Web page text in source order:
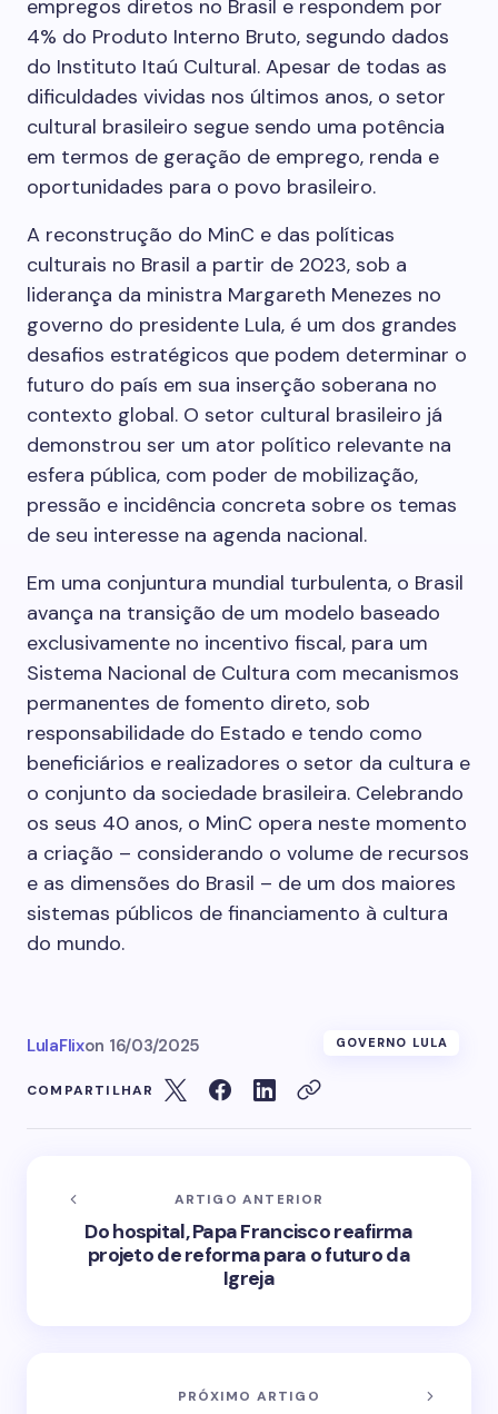
empregos diretos no Brasil e respondem por
4% do Produto Interno Bruto, segundo dados
do Instituto Itaú Cultural. Apesar de todas as
dificuldades vividas nos últimos anos, o setor
cultural brasileiro segue sendo uma potência
em termos de geração de emprego, renda e
oportunidades para o povo brasileiro.
A reconstrução do MinC e das políticas
culturais no Brasil a partir de 2023, sob a
liderança da ministra Margareth Menezes no
governo do presidente Lula, é um dos grandes
desafios estratégicos que podem determinar o
futuro do país em sua inserção soberana no
contexto global. O setor cultural brasileiro já
demonstrou ser um ator político relevante na
esfera pública, com poder de mobilização,
pressão e incidência concreta sobre os temas
de seu interesse na agenda nacional.
Em uma conjuntura mundial turbulenta, o Brasil
avança na transição de um modelo baseado
exclusivamente no incentivo fiscal, para um
Sistema Nacional de Cultura com mecanismos
permanentes de fomento direto, sob
responsabilidade do Estado e tendo como
beneficiários e realizadores o setor da cultura e
o conjunto da sociedade brasileira. Celebrando
os seus 40 anos, o MinC opera neste momento
a criação – considerando o volume de recursos
e as dimensões do Brasil – de um dos maiores
sistemas públicos de financiamento à cultura
do mundo.
LulaFlixon 16/03/2025 GOVERNO LULA
COMPARTILHAR
ARTIGO ANTERIOR
Do hospital, Papa Francisco reafirma
projeto de reforma para o futuro da
Igreja
PRÓXIMO ARTIGO